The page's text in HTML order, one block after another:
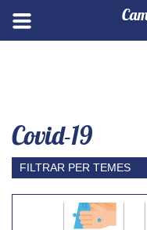
Covid-19
FILTRAR PER TEMES
Camping Son Bou